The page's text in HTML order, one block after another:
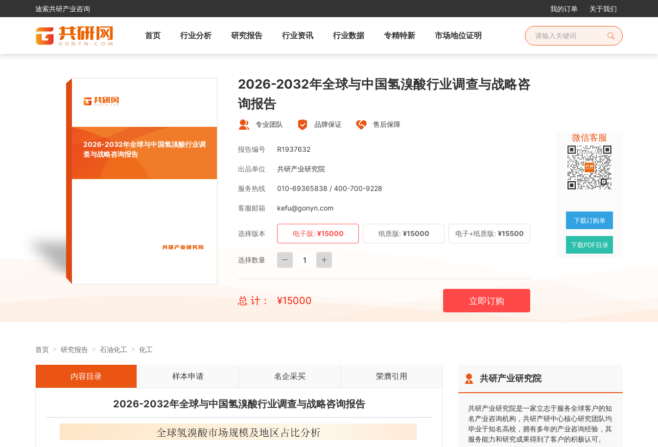
迪索共研产业咨询 我的订单 关于我们
首页 行业分析 研究报告 行业资讯 行业数据 专精特新 市场地位证明
2026-2032年全球与中国氢溴酸行业调
查与战略咨询报告
2026-2032年全球与中国氢溴酸行业调查与战略咨
询报告
专业团队 品牌保证 售后保障
报告编号 R1937632
出品单位 共研产业研究院
服务热线 010-69365838 / 400-700-9228
客服邮箱 kefu@gonyn.com
选择版本 电子版: ¥15000 纸质版: ¥15000 电子+纸质版: ¥15500
选择数量
总 计： ¥15000 立即订购
微信客服
下载订购单
下载PDF目录
首页 研究报告 石油化工 化工
内容目录 样本申请 名企采买 荣膺引用
2026-2032年全球与中国氢溴酸行业调查与战略咨询报告
共研产业研究院
共研产业研究院是一家立志于服务全球客户的知
名产业咨询机构，共研产研中心核心研究团队均
毕业于知名高校，拥有多年的产业咨询经验，其
服务能力和研究成果得到了客户的积极认可。